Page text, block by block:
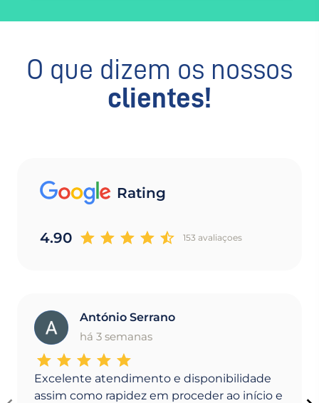
O que dizem os nossos
clientes!
Rating
4.90 153 avaliaçoes
A
António Serrano
há 3 semanas
Excelente atendimento e disponibilidade
assim como rapidez em proceder ao início e